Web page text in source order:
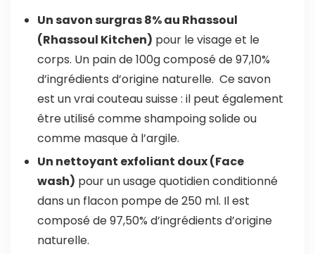
Un savon surgras 8% au Rhassoul
(Rhassoul Kitchen) pour le visage et le
corps. Un pain de 100g composé de 97,10%
d’ingrédients d’origine naturelle. Ce savon
est un vrai couteau suisse : il peut également
être utilisé comme shampoing solide ou
comme masque à l’argile.
Un nettoyant exfoliant doux (Face
wash) pour un usage quotidien conditionné
dans un flacon pompe de 250 ml. Il est
composé de 97,50% d’ingrédients d’origine
naturelle.